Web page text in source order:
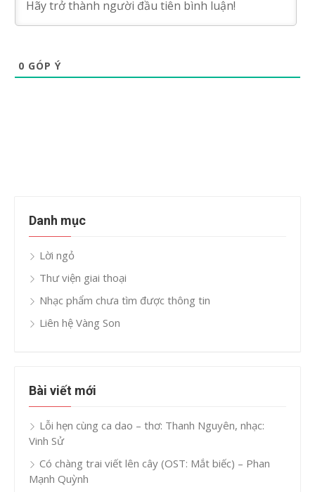
0 GÓP Ý
Danh mục
Lời ngỏ
Thư viện giai thoại
Nhạc phẩm chưa tìm được thông tin
Liên hệ Vàng Son
Bài viết mới
Lỗi hẹn cùng ca dao – thơ: Thanh Nguyên, nhạc:
Vinh Sử
Có chàng trai viết lên cây (OST: Mắt biếc) – Phan
Mạnh Quỳnh